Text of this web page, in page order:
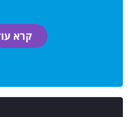
קרא